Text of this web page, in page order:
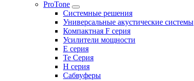
ProTone
Системные решения
Универсальные акустические системы
Компактная F серия
Усилители мощности
E серия
Te Серия
H серия
Сабвуферы